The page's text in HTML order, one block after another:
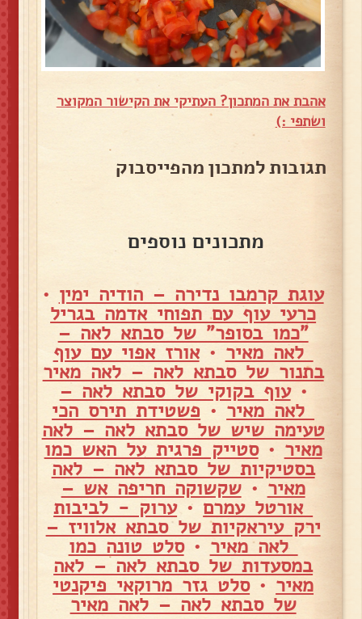
אהבת את המתכון? העתיקי את הקישור המקוצר
ושתפי :)
תגובות למתכון מהפייסבוק
מתכונים נוספים
עוגת קרמבו נדירה – הודיה ימין •
כרעי עוף עם תפוחי אדמה בגריל
"כמו בסופר" של סבתא לאה –
לאה מאיר •אורז אפוי עם עוף
בתנור של סבתא לאה – לאה מאיר
•עוף בקוקי של סבתא לאה –
לאה מאיר • פשטידת תירס הכי
טעימה שיש של סבתא לאה – לאה
מאיר •סטייק פרגית על האש כמו
בסטיקיות של סבתא לאה – לאה
מאיר •שקשוקה חריפה אש –
אורטל עמרם •ערוק - לביבות
ירק עיראקיות של סבתא אלוויז –
לאה מאיר •סלט טונה כמו
במסעדות של סבתא לאה – לאה
מאיר •סלט גזר מרוקאי פיקנטי
של סבתא לאה – לאה מאיר